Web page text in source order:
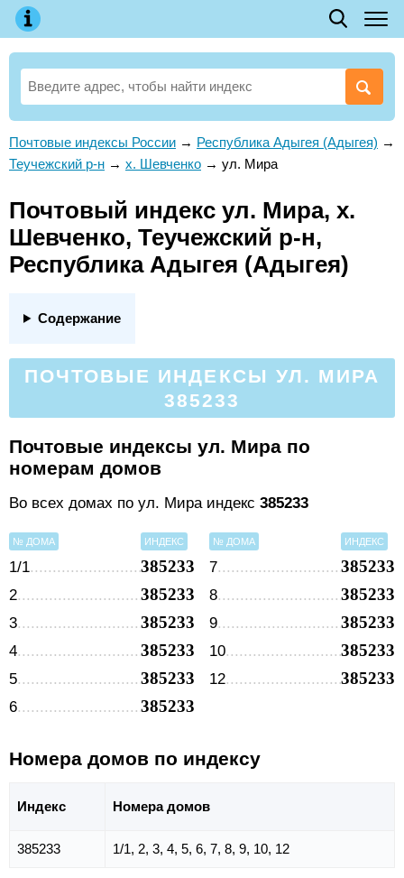
Почтовые индексы России → Республика Адыгея (Адыгея) →
Теучежский р-н → х. Шевченко → ул. Мира
Почтовый индекс ул. Мира, х.
Шевченко, Теучежский р-н,
Республика Адыгея (Адыгея)
Содержание
ПОЧТОВЫЕ ИНДЕКСЫ УЛ. МИРА
385233
Почтовые индексы ул. Мира по
номерам домов
Во всех домах по ул. Мира индекс 385233
№ ДОМА ИНДЕКС
1/1 385233
2 385233
3 385233
4 385233
5 385233
6 385233
№ ДОМА ИНДЕКС
7 385233
8 385233
9 385233
10 385233
12 385233
Номера домов по индексу
Индекс Номера домов
385233 1/1, 2, 3, 4, 5, 6, 7, 8, 9, 10, 12